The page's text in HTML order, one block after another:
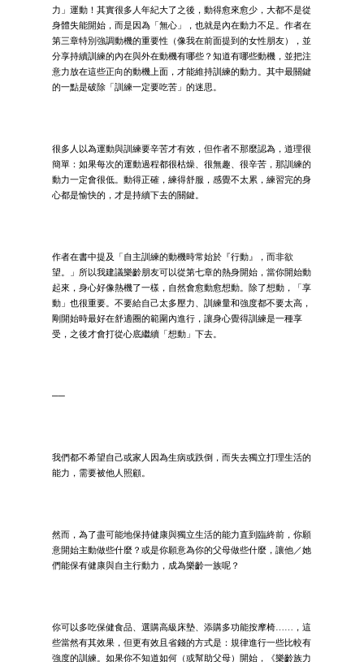
力」運動！其實很多人年紀大了之後，動得愈來愈少，大都不是從
身體失能開始，而是因為「無心」，也就是內在動力不足。作者在
第三章特別強調動機的重要性（像我在前面提到的女性朋友），並
分享持續訓練的內在與外在動機有哪些？知道有哪些動機，並把注
意力放在這些正向的動機上面，才能維持訓練的動力。其中最關鍵
的一點是破除「訓練一定要吃苦」的迷思。
很多人以為運動與訓練要辛苦才有效，但作者不那麼認為，道理很
簡單：如果每次的運動過程都很枯燥、很無趣、很辛苦，那訓練的
動力一定會很低。動得正確，練得舒服，感覺不太累，練習完的身
心都是愉快的，才是持續下去的關鍵。
作者在書中提及「自主訓練的動機時常始於『行動』，而非欲
望。」所以我建議樂齡朋友可以從第七章的熱身開始，當你開始動
起來，身心好像熱機了一樣，自然會愈動愈想動。除了想動，「享
動」也很重要。不要給自己太多壓力、訓練量和強度都不要太高，
剛開始時最好在舒適圈的範圍內進行，讓身心覺得訓練是一種享
受，之後才會打從心底繼續「想動」下去。
──
我們都不希望自己或家人因為生病或跌倒，而失去獨立打理生活的
能力，需要被他人照顧。
然而，為了盡可能地保持健康與獨立生活的能力直到臨終前，你願
意開始主動做些什麼？或是你願意為你的父母做些什麼，讓他／她
們能保有健康與自主行動力，成為樂齡一族呢？
你可以多吃保健食品、選購高級床墊、添購多功能按摩椅……，這
些當然有其效果，但更有效且省錢的方式是：規律進行一些比較有
強度的訓練。如果你不知道如何（或幫助父母）開始，《樂齡族力